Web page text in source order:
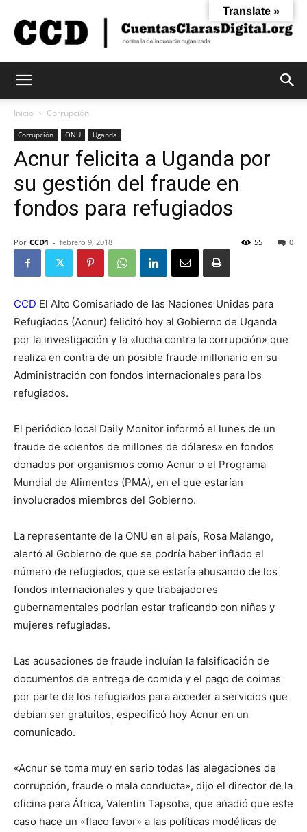
Claras
Digital
Inicio Corrupción
Corrupción ONU Uganda
Acnur felicita a Uganda por
su gestión del fraude en
fondos para refugiados
Por CCD1 - febrero 9, 2018 0
55
CCD El Alto Comisariado de las Naciones Unidas para
Refugiados (Acnur) felicitó hoy al Gobierno de Uganda
por la investigación y la «lucha contra la corrupción» que
realiza en contra de un posible fraude millonario en su
Administración con fondos internacionales para los
refugiados.
El periódico local Daily Monitor informó el lunes de un
fraude de «cientos de millones de dólares» en fondos
donados por organismos como Acnur o el Programa
Mundial de Alimentos (PMA), en el que estarían
involucrados miembros del Gobierno.
La representante de la ONU en el país, Rosa Malango,
alertó al Gobierno de que se podría haber inflado el
número de refugiados, que se estaría abusando de los
fondos internacionales y que trabajadores
gubernamentales podrían estar traficando con niñas y
mujeres refugiadas.
Las acusaciones de fraude incluían la falsificación de
documentos de entrega de comida y el pago de coimas
por parte de los refugiados para acceder a servicios que
debían ser gratuitos, especificó hoy Acnur en un
comunicado.
«Acnur se toma muy en serio todas las alegaciones de
corrupción, fraude o mala conducta», dijo el director de la
oficina para África, Valentin Tapsoba, que añadió que este
caso hace un «flaco favor» a las políticas modélicas de
Translate »